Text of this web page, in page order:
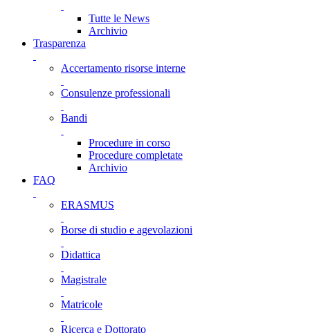
Tutte le News
Archivio
Trasparenza
Accertamento risorse interne
Consulenze professionali
Bandi
Procedure in corso
Procedure completate
Archivio
FAQ
ERASMUS
Borse di studio e agevolazioni
Didattica
Magistrale
Matricole
Ricerca e Dottorato